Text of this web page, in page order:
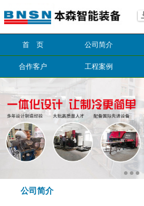
首 页 公司简介
合作客户 工程案例
公司简介